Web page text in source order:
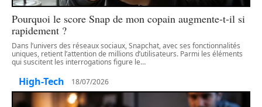
Pourquoi le score Snap de mon copain augmente-t-il si
rapidement ?
Dans l’univers des réseaux sociaux, Snapchat, avec ses fonctionnalités
uniques, retient l’attention de millions d’utilisateurs. Parmi les éléments
qui suscitent les interrogations figure le…
High-Tech 18/07/2026